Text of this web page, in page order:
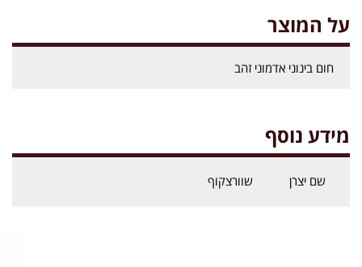
על המוצר
חום בינוני אדמוני זהב
מידע נוסף
שם יצרן שוורצקוף